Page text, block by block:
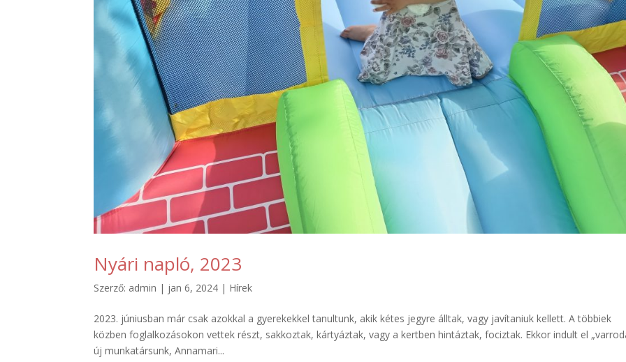
Nyári napló, 2023
Szerző: admin | jan 6, 2024 | Hírek
2023. júniusban már csak azokkal a gyerekekkel tanultunk, akik kétes jegyre álltak, vagy javítaniuk kellett. A többiek
közben foglalkozásokon vettek részt, sakkoztak, kártyáztak, vagy a kertben hintáztak, fociztak. Ekkor indult el
új munkatársunk, Annamari...